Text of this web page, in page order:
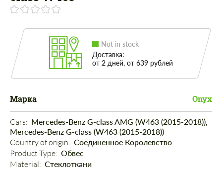
Not in stock
Доставка:
от 2 дней, от 639 рублей
Марка Onyx
Cars: Mercedes-Benz G-class AMG (W463 (2015-2018)),
Mercedes-Benz G-class (W463 (2015-2018))
Country of origin: Соединенное Королевство
Product Type: Обвес
Material: Стеклоткани